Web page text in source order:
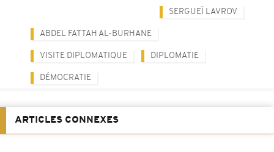
SERGUEÏ LAVROV
ABDEL FATTAH AL-BURHANE
VISITE DIPLOMATIQUE DIPLOMATIE
DÉMOCRATIE
ARTICLES CONNEXES